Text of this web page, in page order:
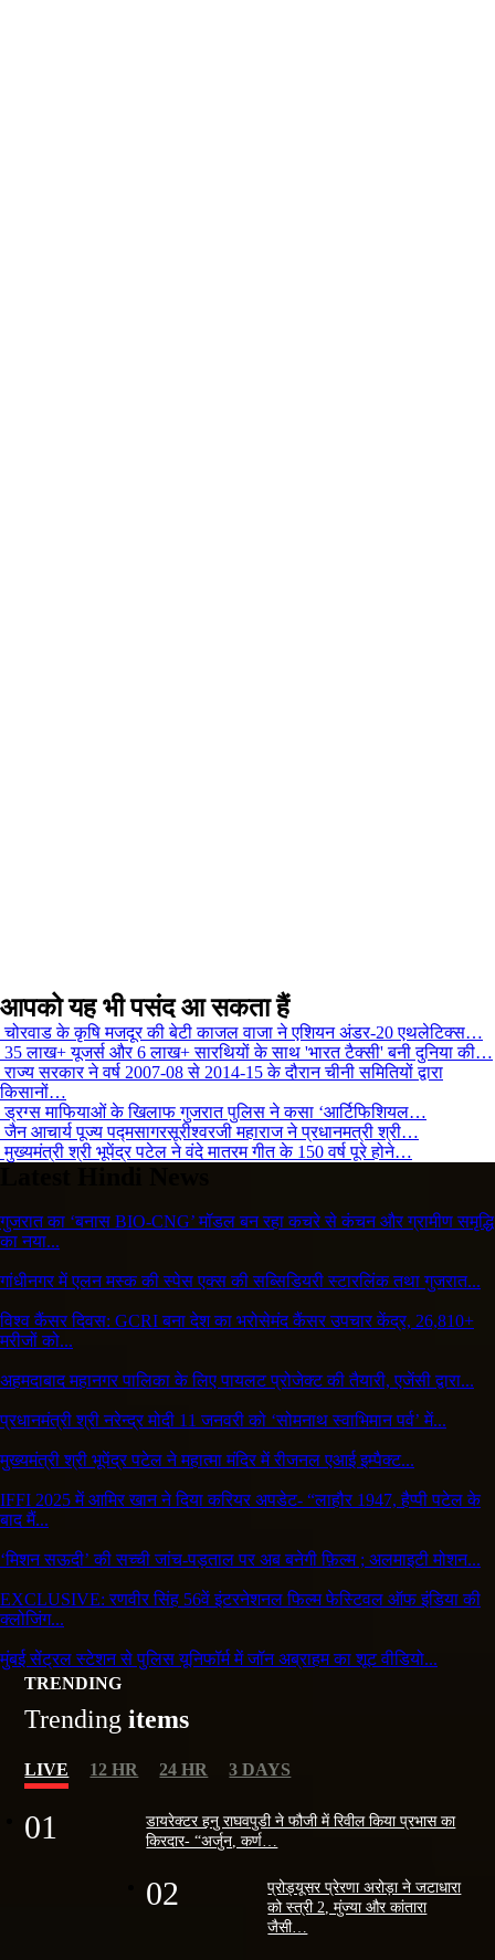
आपको यह भी पसंद आ सकता हैं
चोरवाड के कृषि मजदूर की बेटी काजल वाजा ने एशियन अंडर-20 एथलेटिक्स…
35 लाख+ यूजर्स और 6 लाख+ सारथियों के साथ 'भारत टैक्सी' बनी दुनिया की…
राज्य सरकार ने वर्ष 2007-08 से 2014-15 के दौरान चीनी समितियों द्वारा
किसानों…
ड्रग्स माफियाओं के खिलाफ गुजरात पुलिस ने कसा ‘आर्टिफिशियल…
जैन आचार्य पूज्य पद्मसागरसूरीश्वरजी महाराज ने प्रधानमत्री श्री…
मुख्यमंत्री श्री भूपेंद्र पटेल ने वंदे मातरम गीत के 150 वर्ष पूरे होने…
गुजरात का ‘बनास BIO-CNG’ मॉडल बन रहा कचरे से कंचन और ग्रामीण समृद्धि
का नया...
गांधीनगर में एलन मस्क की स्पेस एक्स की सब्सिडियरी स्टारलिंक तथा गुजरात...
विश्व कैंसर दिवस: GCRI बना देश का भरोसेमंद कैंसर उपचार केंद्र, 26,810+
मरीजों को...
अहमदाबाद महानगर पालिका के लिए पायलट प्रोजेक्ट की तैयारी, एजेंसी द्वारा...
प्रधानमंत्री श्री नरेन्द्र मोदी 11 जनवरी को ‘सोमनाथ स्वाभिमान पर्व’ में...
मुख्यमंत्री श्री भूपेंद्र पटेल ने महात्मा मंदिर में रीजनल एआई इम्पैक्ट...
IFFI 2025 में आमिर खान ने दिया करियर अपडेट- “लाहौर 1947, हैप्पी पटेल के
बाद मैं...
‘मिशन सऊदी’ की सच्ची जांच-पड़ताल पर अब बनेगी फ़िल्म ; अलमाइटी मोशन...
EXCLUSIVE: रणवीर सिंह 56वें इंटरनेशनल फिल्म फेस्टिवल ऑफ इंडिया की
क्लोजिंग...
मुंबई सेंट्रल स्टेशन से पुलिस यूनिफॉर्म में जॉन अब्राहम का शूट वीडियो...
TRENDING
Trendingitems
LIVE 12 HR 24 HR 3 DAYS
01
डायरेक्टर हनु राघवपुडी ने फौजी में रिवील किया प्रभास का
किरदार- “अर्जुन, कर्ण…
02
प्रोड्यूसर प्रेरणा अरोड़ा ने जटाधारा
को स्त्री 2, मुंज्या और कांतारा
जैसी…